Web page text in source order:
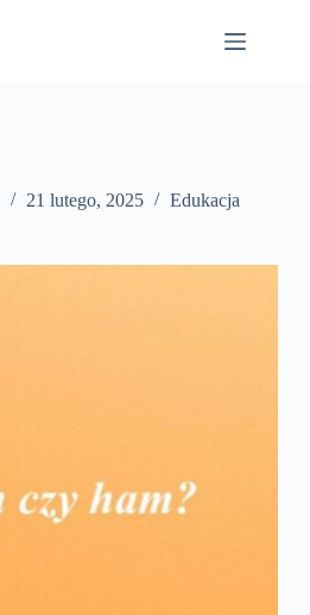
21 lutego, 2025 Edukacja